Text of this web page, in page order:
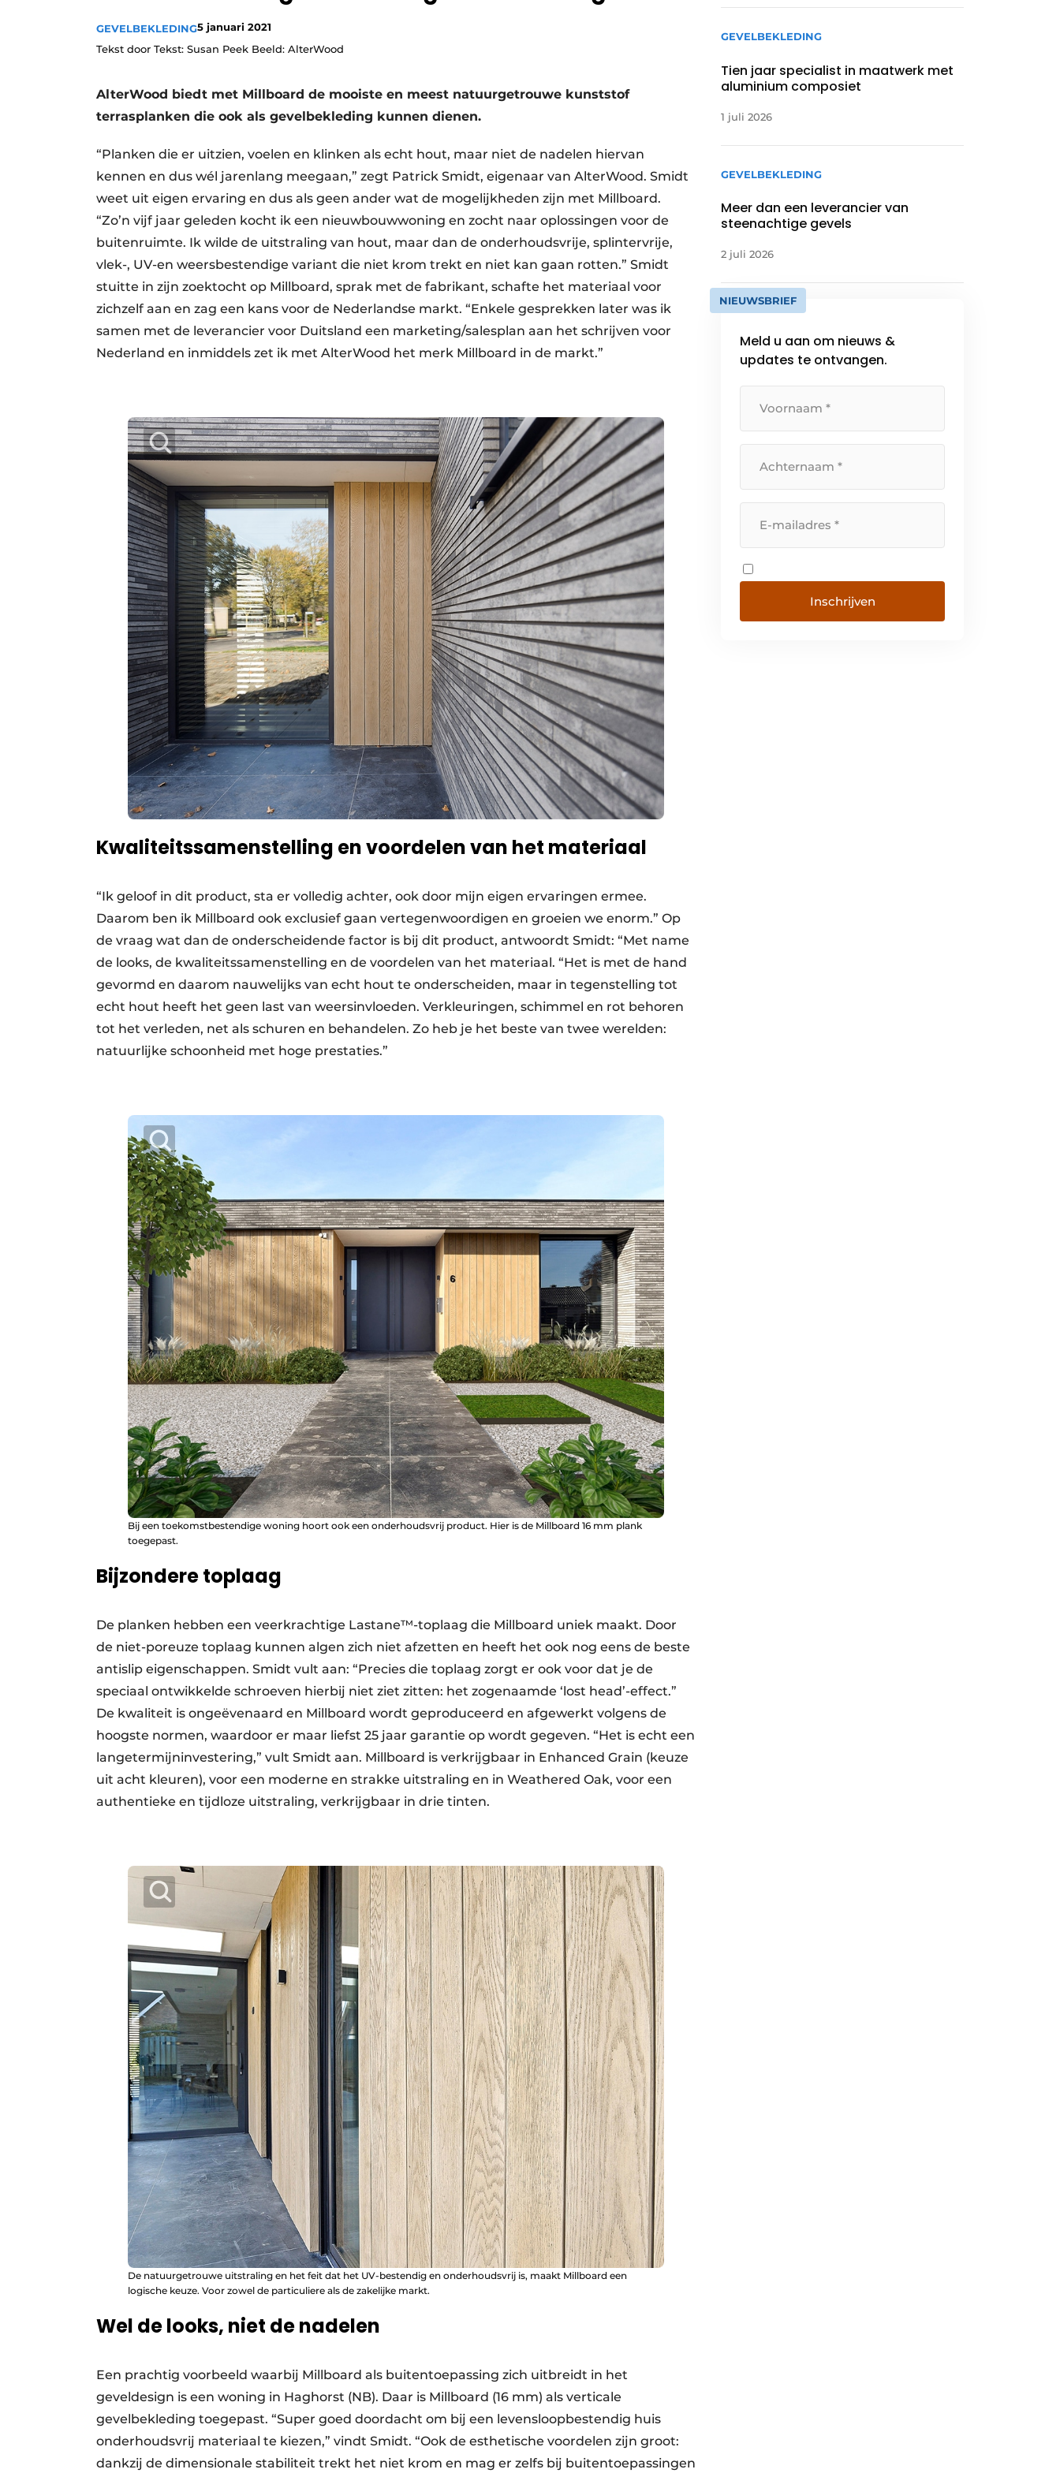
Vacature aanmelden
Video’s
GEVELBEKLEDING5 januari 2021
Tekst door Tekst: Susan Peek Beeld: AlterWood
AlterWood biedt met Millboard de mooiste en meest natuurgetrouwe kunststof
terrasplanken die ook als gevelbekleding kunnen dienen.
“Planken die er uitzien, voelen en klinken als echt hout, maar niet de nadelen hiervan
kennen en dus wél jarenlang meegaan,” zegt Patrick Smidt, eigenaar van AlterWood. Smidt
weet uit eigen ervaring en dus als geen ander wat de mogelijkheden zijn met Millboard.
“Zo’n vijf jaar geleden kocht ik een nieuwbouwwoning en zocht naar oplossingen voor de
buitenruimte. Ik wilde de uitstraling van hout, maar dan de onderhoudsvrije, splintervrije,
vlek-, UV-en weersbestendige variant die niet krom trekt en niet kan gaan rotten.” Smidt
stuitte in zijn zoektocht op Millboard, sprak met de fabrikant, schafte het materiaal voor
zichzelf aan en zag een kans voor de Nederlandse markt. “Enkele gesprekken later was ik
samen met de leverancier voor Duitsland een marketing/salesplan aan het schrijven voor
Nederland en inmiddels zet ik met AlterWood het merk Millboard in de markt.”
Kwaliteitssamenstelling en voordelen van het materiaal
“Ik geloof in dit product, sta er volledig achter, ook door mijn eigen ervaringen ermee.
Daarom ben ik Millboard ook exclusief gaan vertegenwoordigen en groeien we enorm.” Op
de vraag wat dan de onderscheidende factor is bij dit product, antwoordt Smidt: “Met name
de looks, de kwaliteitssamenstelling en de voordelen van het materiaal. “Het is met de hand
gevormd en daarom nauwelijks van echt hout te onderscheiden, maar in tegenstelling tot
echt hout heeft het geen last van weersinvloeden. Verkleuringen, schimmel en rot behoren
tot het verleden, net als schuren en behandelen. Zo heb je het beste van twee werelden:
natuurlijke schoonheid met hoge prestaties.”
Bij een toekomstbestendige woning hoort ook een onderhoudsvrij product. Hier is de Millboard 16 mm plank
toegepast.
Bijzondere toplaag
De planken hebben een veerkrachtige Lastane™-toplaag die Millboard uniek maakt. Door
de niet-poreuze toplaag kunnen algen zich niet afzetten en heeft het ook nog eens de beste
antislip eigenschappen. Smidt vult aan: “Precies die toplaag zorgt er ook voor dat je de
speciaal ontwikkelde schroeven hierbij niet ziet zitten: het zogenaamde ‘lost head’-effect.”
De kwaliteit is ongeëvenaard en Millboard wordt geproduceerd en afgewerkt volgens de
hoogste normen, waardoor er maar liefst 25 jaar garantie op wordt gegeven. “Het is echt een
langetermijninvestering,” vult Smidt aan. Millboard is verkrijgbaar in Enhanced Grain (keuze
uit acht kleuren), voor een moderne en strakke uitstraling en in Weathered Oak, voor een
authentieke en tijdloze uitstraling, verkrijgbaar in drie tinten.
De natuurgetrouwe uitstraling en het feit dat het UV-bestendig en onderhoudsvrij is, maakt Millboard een
logische keuze. Voor zowel de particuliere als de zakelijke markt.
Wel de looks, niet de nadelen
Een prachtig voorbeeld waarbij Millboard als buitentoepassing zich uitbreidt in het
geveldesign is een woning in Haghorst (NB). Daar is Millboard (16 mm) als verticale
gevelbekleding toegepast. “Super goed doordacht om bij een levensloopbestendig huis
onderhoudsvrij materiaal te kiezen,” vindt Smidt. “Ook de esthetische voordelen zijn groot:
dankzij de dimensionale stabiliteit trekt het niet krom en mag er zelfs bij buitentoepassingen
GEVELBEKLEDING
Tien jaar specialist in maatwerk met
aluminium composiet
1 juli 2026
GEVELBEKLEDING
Meer dan een leverancier van
steenachtige gevels
2 juli 2026
NIEUWSBRIEF
Meld u aan om nieuws &
updates te ontvangen.
Inschrijven